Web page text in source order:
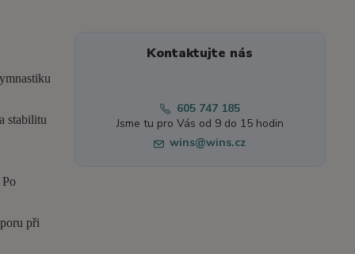
stabilitu
při
Kontaktujte nás
605 747 185
Jsme tu pro Vás od 9 do 15 hodin
wins@wins.cz